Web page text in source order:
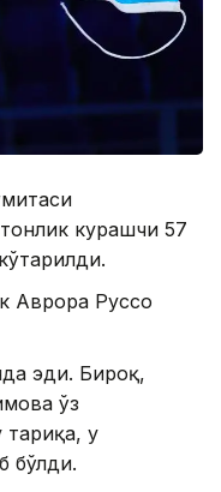
курашчи 57
Аврора Руссо
эди. Бироқ,
ўз
тариқа, у
бўлди.